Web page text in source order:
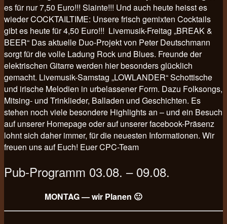
es für nur 7,50 Euro!!! Slainte!!! Und auch heute heisst es
wieder COCKTAILTIME: Unsere frisch gemixten Cocktails
gibt es heute für 4,50 Euro!!! Livemusik-Freitag „BREAK &
BEER“ Das aktuelle Duo-Projekt von Peter Deutschmann
sorgt für die volle Ladung Rock und Blues. Freunde der
elektrischen Gitarre werden hier besonders glücklich
gemacht. Livemusik-Samstag „LOWLANDER“ Schottische
und irische Melodien in urbelassener Form. Dazu Folksongs,
Mitsing- und Trinklieder, Balladen und Geschichten. Es
stehen noch viele besondere Highlights an – und ein Besuch
auf unserer Homepage oder auf unserer facebook-Präsenz
lohnt sich daher immer, für die neuesten Informationen. Wir
freuen uns auf Euch! Euer CPC-Team
Pub-Programm 03.08. – 09.08.
MONTAG — wir Planen 🙂